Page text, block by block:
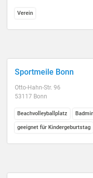
Verein
Sportmeile Bonn
Otto-Hahn-Str. 96
53117 Bonn
Beachvolleyballplatz
geeignet für Kindergeburtstag